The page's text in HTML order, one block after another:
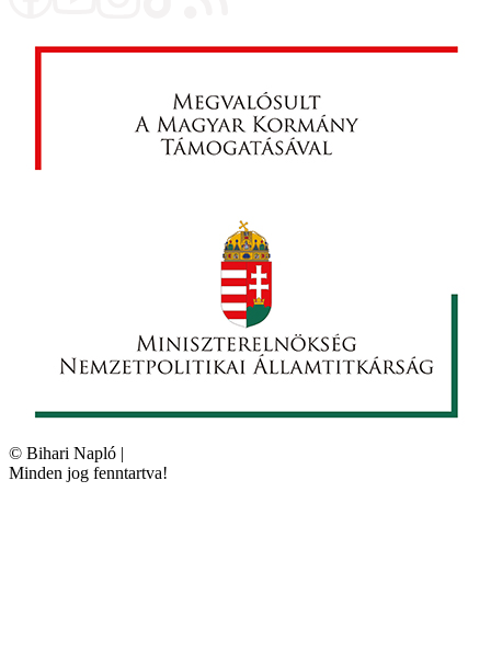
© Bihari Napló |
Minden jog fenntartva!